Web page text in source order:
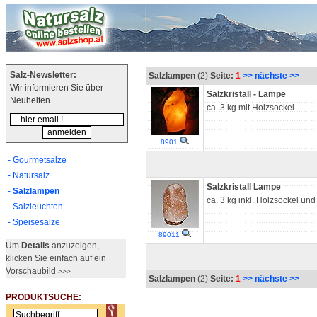
Salz-Newsletter:
Wir informieren Sie über
Neuheiten ...
- Gourmetsalze
- Natursalz
- Salzlampen
- Salzleuchten
- Speisesalze
Um Details anzuzeigen,
klicken Sie einfach auf ein
Vorschaubild >>>
PRODUKTSUCHE:
Salzlampen (2) Seite: 1 >> nächste >>
8901
Salzkristall - Lampe
ca. 3 kg mit Holzsockel
89011
Salzkristall Lampe
ca. 3 kg inkl. Holzsockel
Salzlampen (2) Seite: 1 >> nächste >>